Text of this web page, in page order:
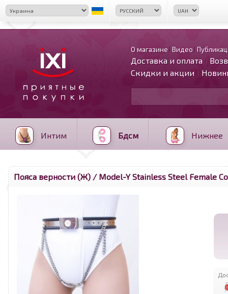
О магазине Видео
Доставка и оплата
Скидки и акции
Интим Бдсм Нижнее
Пояса верности (Ж) / Model-Y Stainless Steel Female